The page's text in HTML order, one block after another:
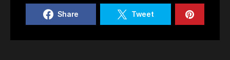
Share Tweet